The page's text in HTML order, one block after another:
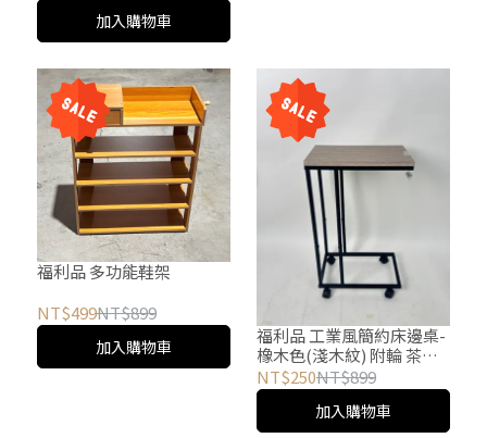
加入購物車
福利品 多功能鞋架
NT$499NT$899
加入購物車
福利品 工業風簡約床邊桌-
橡木色(淺木紋) 附輪 茶几
桌 邊桌 移動式 懶人桌 電腦
桌 ㄈ型 雜誌桌
NT$250NT$899
加入購物車